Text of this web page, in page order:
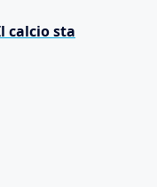
calcio sta